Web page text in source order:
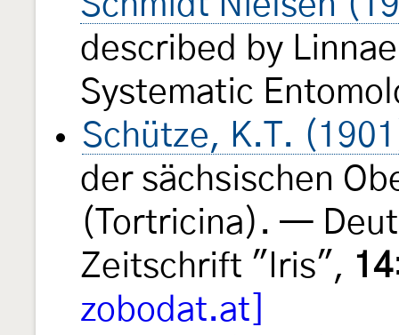
described by
Systematic
Schütze, K.T.
der sächsischen
(Tortricina). —
Zeitschrift "Iris", 14
zobodat.at]